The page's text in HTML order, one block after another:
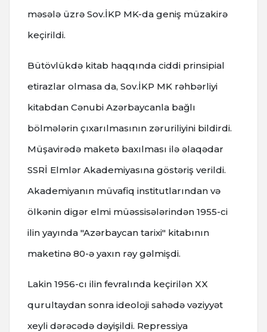
məsələ üzrə Sov.İKP MK-da geniş müzakirə
keçirildi.
Bütövlükdə kitab haqqında ciddi prinsipial
etirazlar olmasa da, Sov.İKP MK rəhbərliyi
kitabdan Cənubi Azərbaycanla bağlı
bölmələrin çıxarılmasının zəruriliyini bildirdi.
Müşavirədə maketə baxılması ilə əlaqədar
SSRİ Elmlər Akademiyasına göstəriş verildi.
Akademiyanın müvafiq institutlarından və
ölkənin digər elmi müəssisələrindən 1955-ci
ilin yayında "Azərbaycan tarixi" kitabının
maketinə 80-ə yaxın rəy gəlmişdi.
Lakin 1956-cı ilin fevralında keçirilən XX
qurultaydan sonra ideoloji sahədə vəziyyət
xeyli dərəcədə dəyişildi. Repressiya